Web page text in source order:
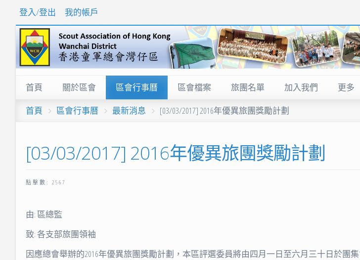
登入/登出 我的帳戶
首頁
關於區會
關於區會
區職員
聯絡及查詢
區會行事曆
行事曆
活動列表
樂行童軍
區會檔案
獎勵名單
旅團名單 加入我們
更多
首頁 區會行事曆 最新消息 [03/03/2017] 2016年優異旅團獎勵計劃
[03/03/2017] 2016年優異旅團獎勵計劃
點擊數: 2567
由: 區總監
致: 各支部旅團領袖
因應總會舉辦的2016年優異旅團獎勵計劃，本區評選委員將由四月一日至六月三十日於